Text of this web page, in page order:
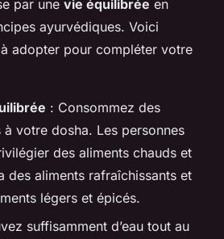
par une vie équilibrée en
ayurvédiques. Voici
adopter pour compléter votre
: Consommez des
à votre dosha. Les personnes
des aliments chauds et
des aliments rafraîchissants et
légers et épicés.
suffisamment d’eau tout au